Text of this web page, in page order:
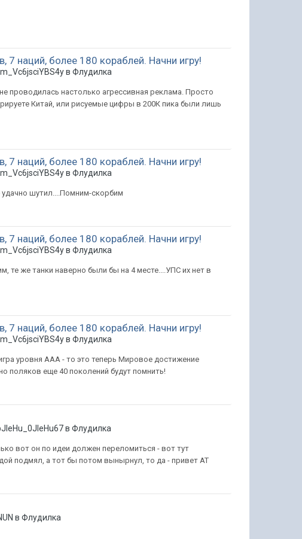
7 наций, более 180 кораблей. Начни игру!
вФлудилка
проводилась настолько агрессивная реклама. Просто
Китай, или рисуемые цифры в 200К пика были лишь
7 наций, более 180 кораблей. Начни игру!
вФлудилка
шутил....Помним-скорбим
7 наций, более 180 кораблей. Начни игру!
вФлудилка
те же танки наверно были бы на 4 месте....УПС их нет в
7 наций, более 180 кораблей. Начни игру!
вФлудилка
уровня ААА - то это теперь Мировое достижение
поляков еще 40 поколений будут помнить!
вФлудилка
вот он по идеи должен переломиться - вот тут
подмял, а тот бы потом вынырнул, то да - привет АТ
вФлудилка